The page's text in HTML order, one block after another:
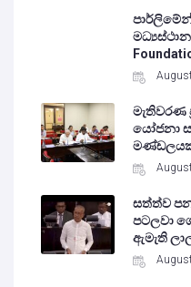
මැතිවරණ
යෝජනා
සත්ත්ව
පටලවා
ඇමැති